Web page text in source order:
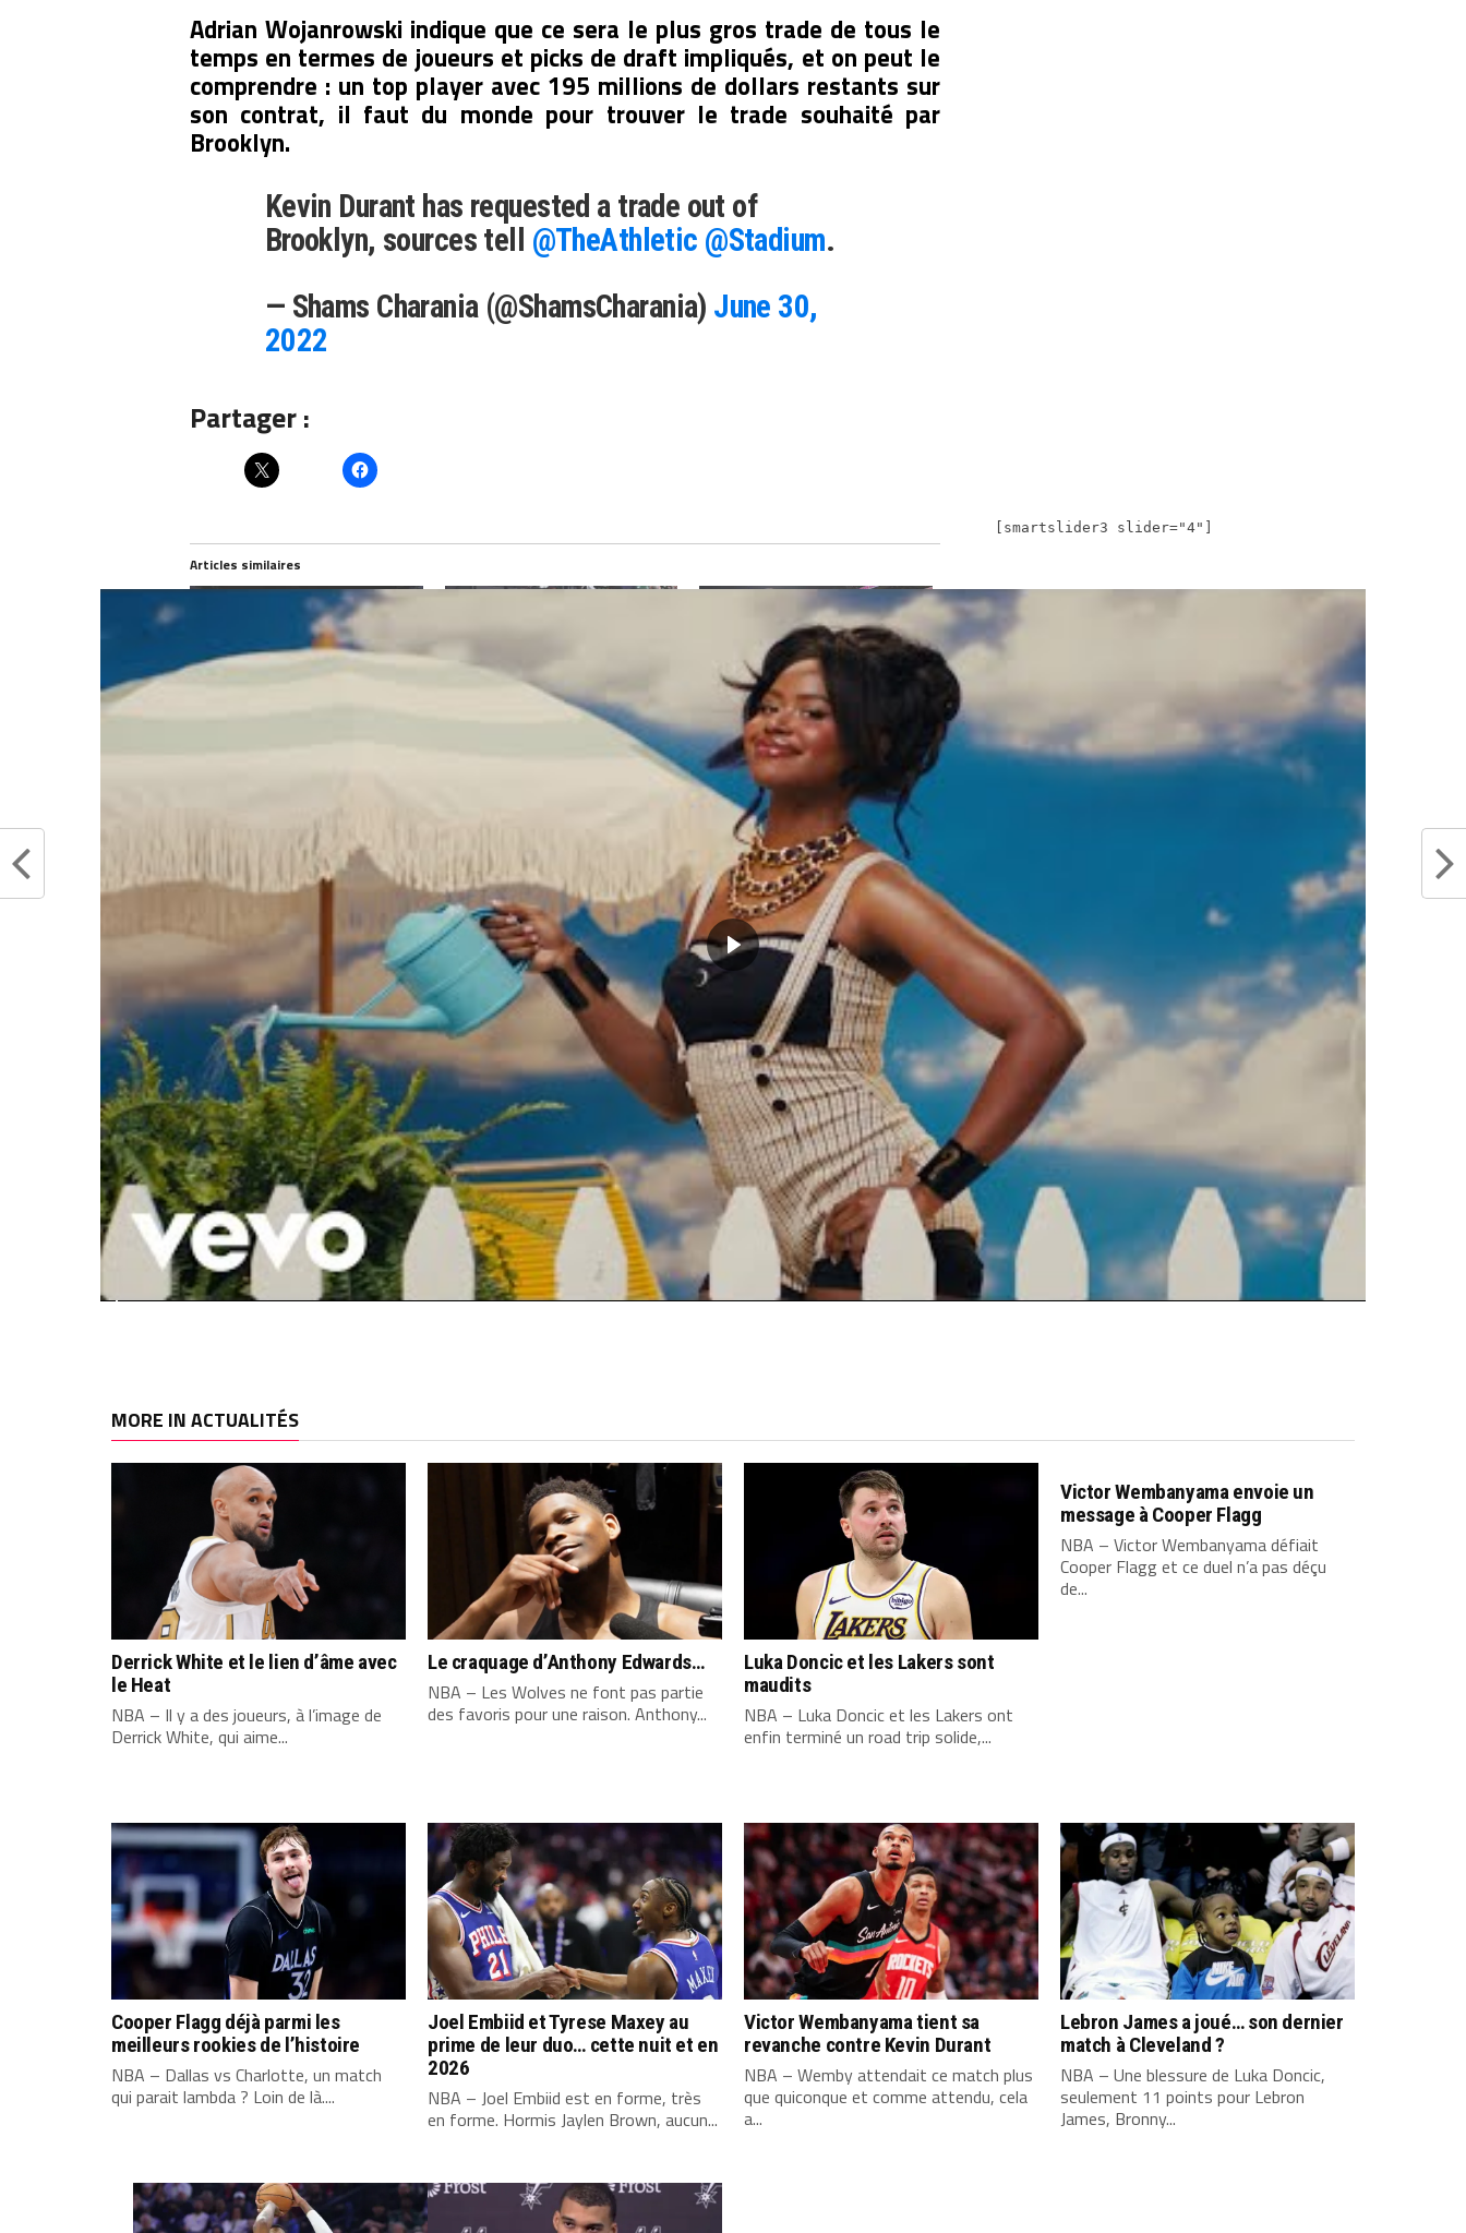
Adrian Wojanrowski indique que ce sera le plus gros trade de tous le
temps en termes de joueurs et picks de draft impliqués, et on peut le
comprendre : un top player avec 195 millions de dollars restants sur
son contrat, il faut du monde pour trouver le trade souhaité par
Brooklyn.
Kevin Durant has requested a trade out of
Brooklyn, sources tell @TheAthletic @Stadium.
— Shams Charania (@ShamsCharania) June 30,
2022
Partager :
Articles similaires
Existe-t-il encore un scénario où
Kyrie Irving et Kevin Durant reste
James Harden donne son avis sur
les transferts de Kyrie Irving et
Kevin Durant
février 14, 2023
Dans "Actualités"
RELATED TOPICS KEVIN DURANT KYRIE IRVING NBA NETS
4 COMMENTS
[smartslider3 slider="4"]
MORE IN ACTUALITÉS
Derrick White et le lien d’âme avec
le Heat
NBA – Il y a des joueurs, à l’image de
Derrick White, qui aime...
Le craquage d’Anthony Edwards…
NBA – Les Wolves ne font pas partie
des favoris pour une raison. Anthony...
Luka Doncic et les Lakers sont
maudits
NBA – Luka Doncic et les Lakers ont
enfin terminé un road trip solide,...
Victor Wembanyama envoie un
message à Cooper Flagg
NBA – Victor Wembanyama défiait
Cooper Flagg et ce duel n’a pas déçu
de...
Cooper Flagg déjà parmi les
meilleurs rookies de l’histoire
NBA – Dallas vs Charlotte, un match
qui parait lambda ? Loin de là....
Joel Embiid et Tyrese Maxey au
prime de leur duo… cette nuit et en
2026
NBA – Joel Embiid est en forme, très
en forme. Hormis Jaylen Brown, aucun...
Victor Wembanyama tient sa
revanche contre Kevin Durant
NBA – Wemby attendait ce match plus
que quiconque et comme attendu, cela
a...
Lebron James a joué… son dernier
match à Cleveland ?
NBA – Une blessure de Luka Doncic,
seulement 11 points pour Lebron
James, Bronny...